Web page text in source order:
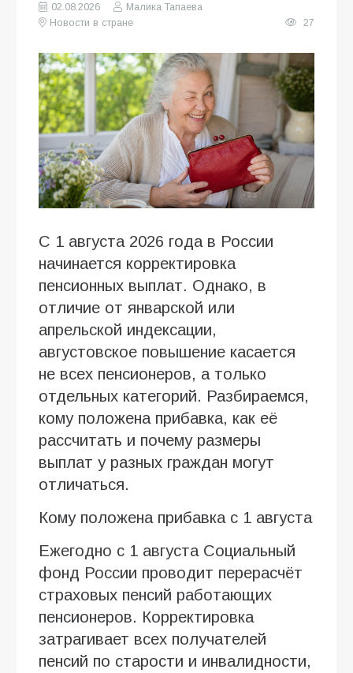
02.08.2026
Малика Тапаева
Новости в стране
27
С 1 августа 2026 года в России
начинается корректировка
пенсионных выплат. Однако, в
отличие от январской или
апрельской индексации,
августовское повышение касается
не всех пенсионеров, а только
отдельных категорий. Разбираемся,
кому положена прибавка, как её
рассчитать и почему размеры
выплат у разных граждан могут
отличаться.
Кому положена прибавка с 1 августа
Ежегодно с 1 августа Социальный
фонд России проводит перерасчёт
страховых пенсий работающих
пенсионеров. Корректировка
затрагивает всех получателей
пенсий по старости и инвалидности,